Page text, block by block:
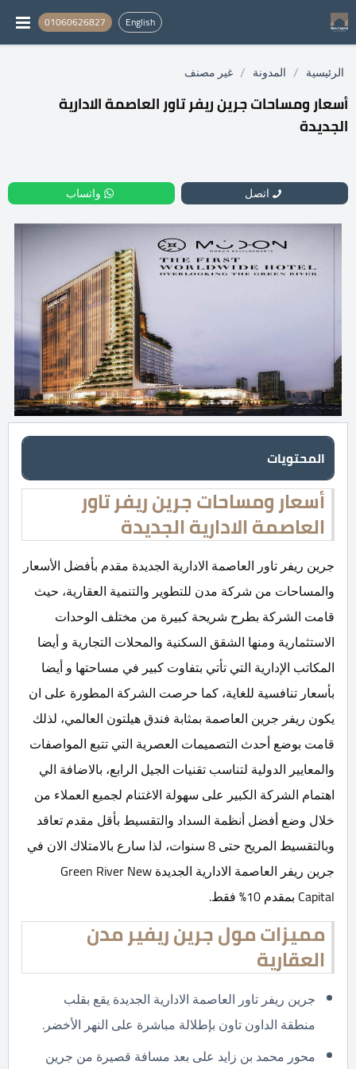
English
01060626827
الرئيسية / المدونة / غير مصنف
أسعار ومساحات جرين ريفر تاور العاصمة الادارية
الجديدة
اتصل واتساب
المحتويات
أسعار ومساحات جرين ريفر تاور
العاصمة الادارية الجديدة
جرين ريفر تاور العاصمة الادارية الجديدة مقدم بأفضل الأسعار
والمساحات من شركة مدن للتطوير والتنمية العقارية، حيث
قامت الشركة بطرح شريحة كبيرة من مختلف الوحدات
الاستثمارية ومنها الشقق السكنية والمحلات التجارية و أيضا
المكاتب الإدارية التي تأتي بتفاوت كبير في مساحتها و أيضا
بأسعار تنافسية للغاية، كما حرصت الشركة المطورة على ان
يكون ريفر جرين العاصمة بمثابة فندق هيلتون العالمي، لذلك
قامت بوضع أحدث التصميمات العصرية التي تتبع المواصفات
والمعايير الدولية لتناسب تقنيات الجيل الرابع، بالاضافة الي
اهتمام الشركة الكبير على سهولة الاغتنام لجميع العملاء من
خلال وضع أفضل أنظمة السداد والتقسيط بأقل مقدم تعاقد
وبالتقسيط المريح حتى 8 سنوات، لذا سارع بالامتلاك الان في
جرين ريفر العاصمة الادارية الجديدة Green River New
Capital بمقدم 10% فقط.
مميزات مول جرين ريفير مدن
العقارية
جرين ريفر تاور العاصمة الادارية الجديدة يقع بقلب
منطقة الداون تاون بإطلالة مباشرة على النهر الأخضر.
محور محمد بن زايد على بعد مسافة قصيرة من جرين